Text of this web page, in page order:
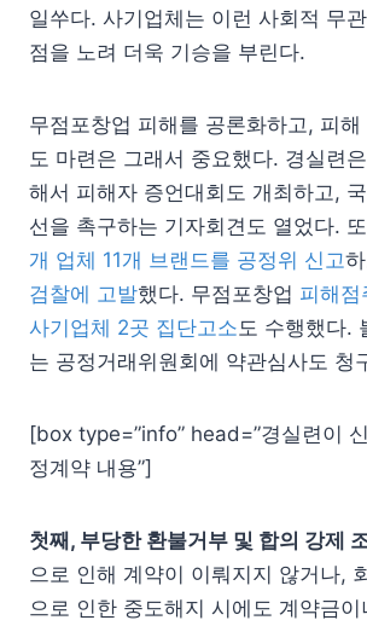
일쑤다. 사기업체는 이런 사회적 무
점을 노려 더욱 기승을 부린다.
무점포창업 피해를 공론화하고, 피해
도 마련은 그래서 중요했다. 경실련
해서 피해자 증언대회도 개최하고,
선을 촉구하는 기자회견도 열었다. 또
개 업체 11개 브랜드를 공정위 신고
검찰에 고발했다. 무점포창업 피해점
사기업체 2곳 집단고소도 수행했다.
는 공정거래위원회에 약관심사도 청
[box type=”info” head=”경실련이
정계약 내용”]
첫째, 부당한 환불거부 및 합의 강제
으로 인해 계약이 이뤄지지 않거나,
으로 인한 중도해지 시에도 계약금